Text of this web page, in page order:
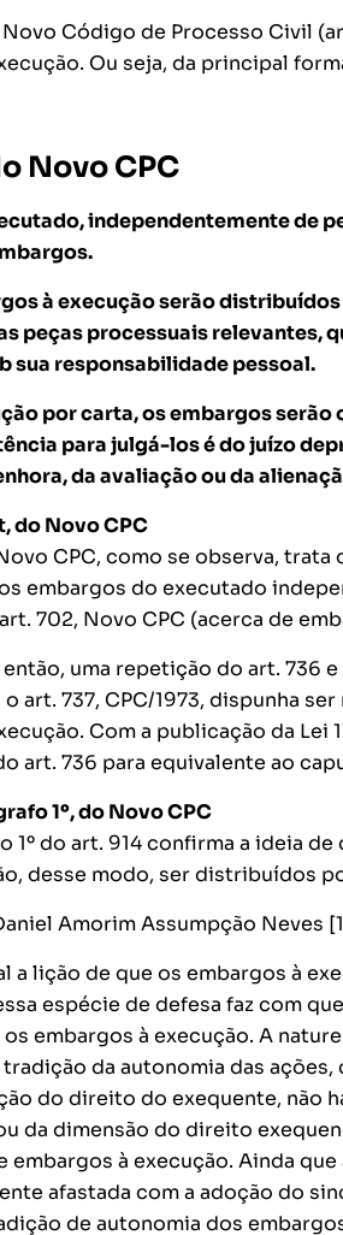
Código de Processo Civil
Ou seja, da principal
Novo CPC
independentemente de
à execução serão
peças processuais relevantes,
sua responsabilidade pessoal.
por carta, os embargos
para julgá-los é do juízo
da avaliação ou da
, do Novo CPC
CPC, como se observa,
embargos do executado
702, Novo CPC (acerca de
uma repetição do art. 736
art. 737, CPC/1973, dispunha
Com a publicação da Lei
art. 736 para equivalente ao
1º, do Novo CPC
1º do art. 914 confirma a ideia
desse modo, ser distribuídos
Amorim Assumpção Neves
a lição de que os embargos à
espécie de defesa faz com
embargos à execução. A
da autonomia das
do direito do exequente, não
da dimensão do direito
embargos à execução. Ainda
afastada com a adoção do
de autonomia dos